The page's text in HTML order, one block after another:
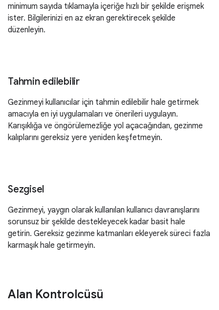
minimum sayıda tıklamayla içeriğe hızlı bir şekilde erişmek
ister. Bilgilerinizi en az ekran gerektirecek şekilde
düzenleyin.
Tahmin edilebilir
Gezinmeyi kullanıcılar için tahmin edilebilir hale getirmek
amacıyla en iyi uygulamaları ve önerileri uygulayın.
Karışıklığa ve öngörülemezliğe yol açacağından, gezinme
kalıplarını gereksiz yere yeniden keşfetmeyin.
Sezgisel
Gezinmeyi, yaygın olarak kullanılan kullanıcı davranışlarını
sorunsuz bir şekilde destekleyecek kadar basit hale
getirin. Gereksiz gezinme katmanları ekleyerek süreci fazla
karmaşık hale getirmeyin.
Alan Kontrolcüsü